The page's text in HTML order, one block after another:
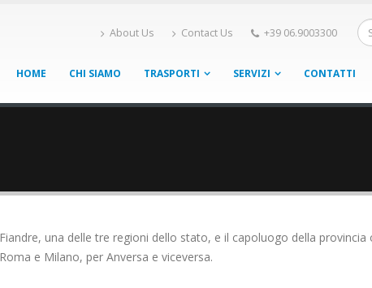
About Us Contact Us +39 06.9003300
HOME CHI SIAMO TRASPORTI SERVIZI CONTATTI
una delle tre regioni dello stato, e il capoluogo della provincia
e Milano, per Anversa e viceversa.